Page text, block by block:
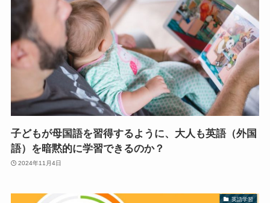
子どもが母国語を習得するように、大人も英語（外国
語）を暗黙的に学習できるのか？
2024年11月4日
英語学習